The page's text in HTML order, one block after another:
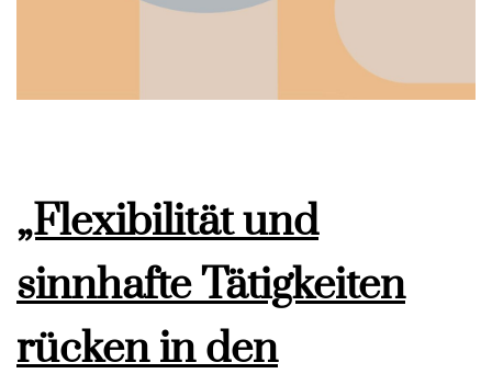
„Flexibilität und
sinnhafte Tätigkeiten
rücken in den